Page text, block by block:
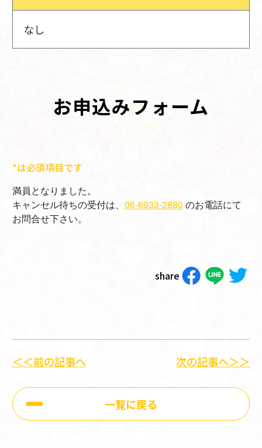
なし
お申込みフォーム
*は必須項目です
満員となりました。
キャンセル待ちの受付は、 06-6933-2880 のお電話にて
お問合せ下さい。
share
＜＜前の記事へ
一覧に戻る
次の記事へ＞＞